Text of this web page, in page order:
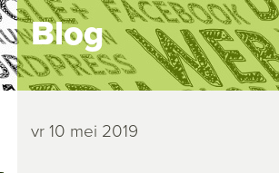
Blog
vr 10 mei 2019